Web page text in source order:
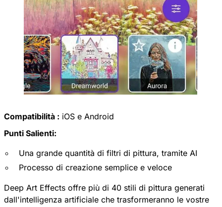
Compatibilità : iOS e Android
Punti Salienti:
Una grande quantità di filtri di pittura, tramite AI
Processo di creazione semplice e veloce
Deep Art Effects offre più di 40 stili di pittura generati
dall'intelligenza artificiale che trasformeranno le vostre